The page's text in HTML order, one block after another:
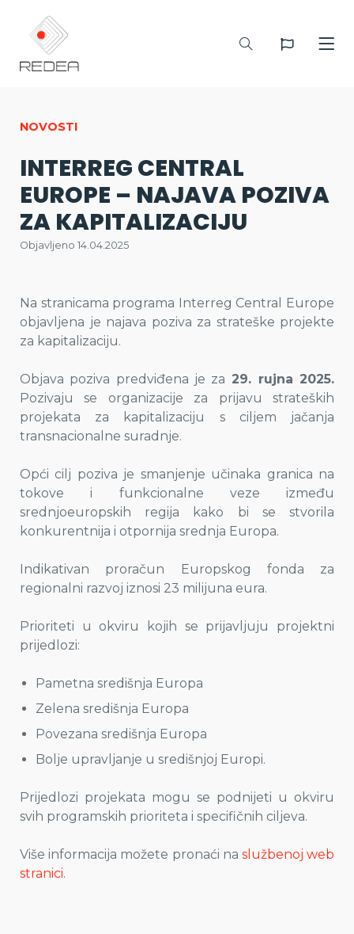
NOVOSTI
INTERREG CENTRAL
EUROPE – NAJAVA POZIVA
ZA KAPITALIZACIJU
Objavljeno 14.04.2025
Na stranicama programa Interreg Central Europe
objavljena je najava poziva za strateške projekte
za kapitalizaciju.
Objava poziva predviđena je za 29. rujna 2025.
Pozivaju se organizacije za prijavu strateških
projekata za kapitalizaciju s ciljem jačanja
transnacionalne suradnje.
Opći cilj poziva je smanjenje učinaka granica na
tokove i funkcionalne veze između
srednjoeuropskih regija kako bi se stvorila
konkurentnija i otpornija srednja Europa.
Indikativan proračun Europskog fonda za
regionalni razvoj iznosi 23 milijuna eura.
Prioriteti u okviru kojih se prijavljuju projektni
prijedlozi:
Pametna središnja Europa
Zelena središnja Europa
Povezana središnja Europa
Bolje upravljanje u središnjoj Europi.
Prijedlozi projekata mogu se podnijeti u okviru
svih programskih prioriteta i specifičnih ciljeva.
Više informacija možete pronaći na službenoj web
stranici.